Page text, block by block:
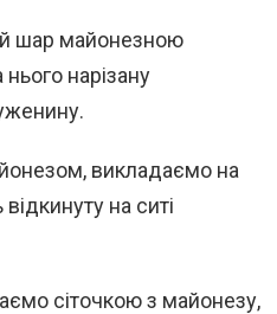
шар майонезною
нарізану
викладаємо на
на ситі
сіточкою з майонезу,